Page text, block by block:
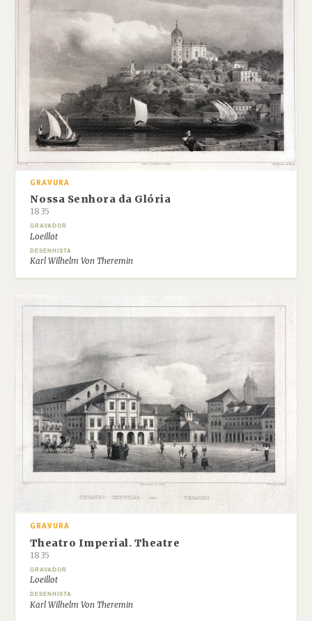
GRAVURA
Nossa Senhora da Glória
1835
GRAVADOR
Loeillot
DESENHISTA
Karl Wilhelm Von Theremin
GRAVURA
Theatro Imperial. Theatre
1835
GRAVADOR
Loeillot
DESENHISTA
Karl Wilhelm Von Theremin